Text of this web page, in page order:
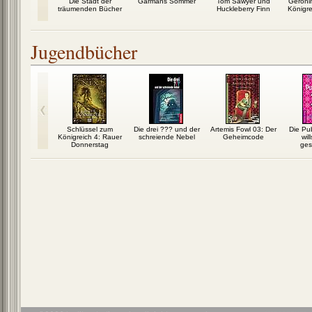
träumenden Bücher
Huckleberry Finn
Jugendbücher
Schlüssel zum
Königreich 4: Rauer
Donnerstag
Die drei ??? und der
schreiende Nebel
Artemis Fowl 03: Der
Geheimcode
Die